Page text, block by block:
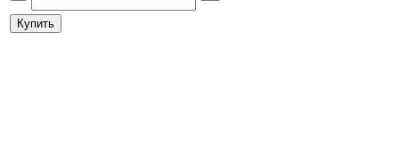
Купить